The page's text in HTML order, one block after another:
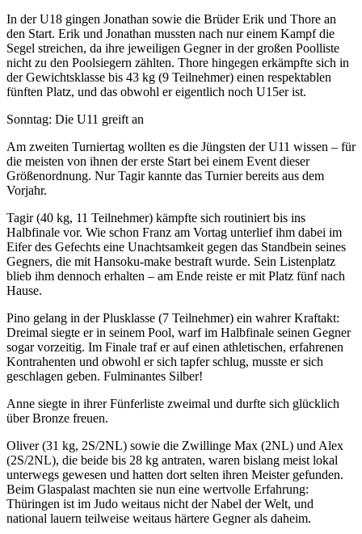
In der U18 gingen Jonathan sowie die Brüder Erik und Thore an
den Start. Erik und Jonathan mussten nach nur einem Kampf die
Segel streichen, da ihre jeweiligen Gegner in der großen Poolliste
nicht zu den Poolsiegern zählten. Thore hingegen erkämpfte sich in
der Gewichtsklasse bis 43 kg (9 Teilnehmer) einen respektablen
fünften Platz, und das obwohl er eigentlich noch U15er ist.
Sonntag: Die U11 greift an
Am zweiten Turniertag wollten es die Jüngsten der U11 wissen – für
die meisten von ihnen der erste Start bei einem Event dieser
Größenordnung. Nur Tagir kannte das Turnier bereits aus dem
Vorjahr.
Tagir (40 kg, 11 Teilnehmer) kämpfte sich routiniert bis ins
Halbfinale vor. Wie schon Franz am Vortag unterlief ihm dabei im
Eifer des Gefechts eine Unachtsamkeit gegen das Standbein seines
Gegners, die mit Hansoku-make bestraft wurde. Sein Listenplatz
blieb ihm dennoch erhalten – am Ende reiste er mit Platz fünf nach
Hause.
Pino gelang in der Plusklasse (7 Teilnehmer) ein wahrer Kraftakt:
Dreimal siegte er in seinem Pool, warf im Halbfinale seinen Gegner
sogar vorzeitig. Im Finale traf er auf einen athletischen, erfahrenen
Kontrahenten und obwohl er sich tapfer schlug, musste er sich
geschlagen geben. Fulminantes Silber!
Anne siegte in ihrer Fünferliste zweimal und durfte sich glücklich
über Bronze freuen.
Oliver (31 kg, 2S/2NL) sowie die Zwillinge Max (2NL) und Alex
(2S/2NL), die beide bis 28 kg antraten, waren bislang meist lokal
unterwegs gewesen und hatten dort selten ihren Meister gefunden.
Beim Glaspalast machten sie nun eine wertvolle Erfahrung:
Thüringen ist im Judo weitaus nicht der Nabel der Welt, und
national lauern teilweise weitaus härtere Gegner als daheim.